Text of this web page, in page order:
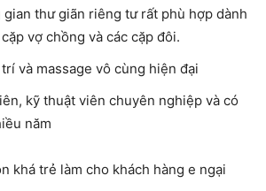
gian thư giãn riêng tư rất phù hợp dành
vợ chồng và các cặp đôi.
và massage vô cùng hiện đại
kỹ thuật viên chuyên nghiệp và có
năm
khá trẻ làm cho khách hàng e ngại